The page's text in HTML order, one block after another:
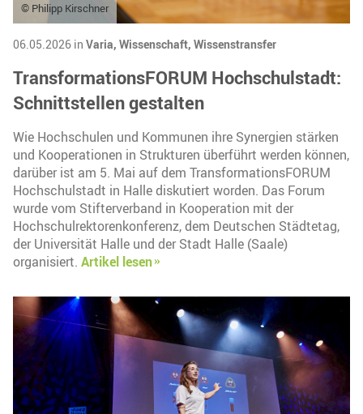
© Philipp Kirschner
06.05.2026 in Varia, Wissenschaft, Wissenstransfer
TransformationsFORUM Hochschulstadt:
Schnittstellen gestalten
Wie Hochschulen und Kommunen ihre Synergien stärken
und Kooperationen in Strukturen überführt werden können,
darüber ist am 5. Mai auf dem TransformationsFORUM
Hochschulstadt in Halle diskutiert worden. Das Forum
wurde vom Stifterverband in Kooperation mit der
Hochschulrektorenkonferenz, dem Deutschen Städtetag,
der Universität Halle und der Stadt Halle (Saale)
organisiert. Artikel lesen